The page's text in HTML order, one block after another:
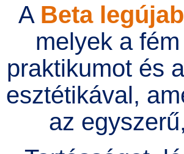
A Beta
melyek a
praktikumot és
esztétikával,
az